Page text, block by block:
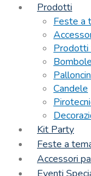
Prodotti
Feste a
Prodotti
Candele
Kit Party
Feste a
Accessori